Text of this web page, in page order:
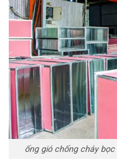
ống gió chống cháy